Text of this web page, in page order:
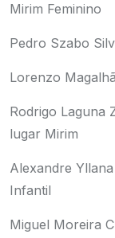
Mirim Feminino
Pedro Szabo
Lorenzo
Rodrigo Laguna
lugar Mirim
Alexandre
Infantil
Miguel Moreira